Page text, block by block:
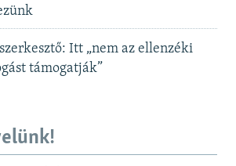
Itt „nem az ellenzéki
támogatják”